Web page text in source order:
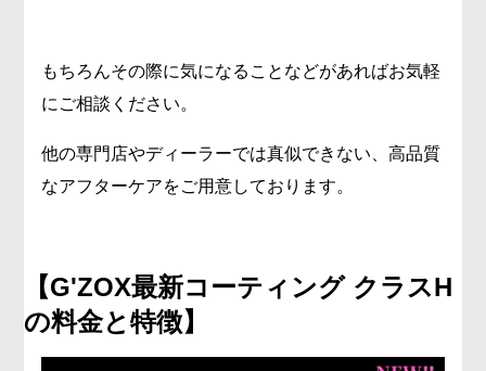
もちろんその際に気になることなどがあればお気軽
にご相談ください。
他の専門店やディーラーでは真似できない、高品質
なアフターケアをご用意しております。
【G'ZOX最新コーティング クラスH
の料金と特徴】